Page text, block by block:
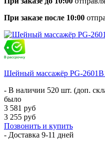
При заказе после 10:00
Шейный массажёр PG-
- В наличии 520 шт. (доп.
было
3 581 руб
3 255 руб
Позвонить и купить
- Доставка 9-11 дней